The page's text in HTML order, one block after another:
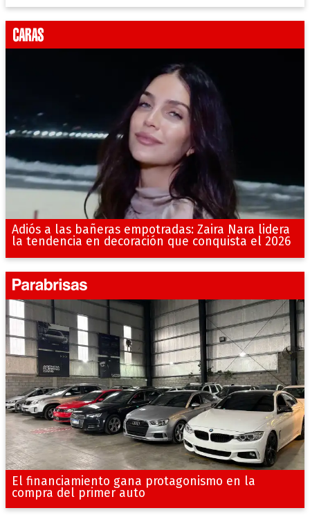
Adiós a las bañeras empotradas: Zaira Nara lidera
la tendencia en decoración que conquista el 2026
El financiamiento gana protagonismo en la
compra del primer auto